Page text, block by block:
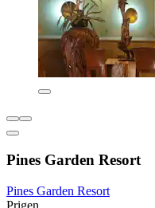
Pines Garden Resort
Pines Garden Resort
Prigen